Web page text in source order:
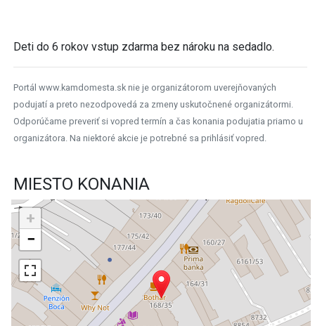
Deti do 6 rokov vstup zdarma bez nároku na sedadlo.
Portál www.kamdomesta.sk nie je organizátorom uverejňovaných
podujatí a preto nezodpovedá za zmeny uskutočnené organizátormi.
Odporúčame preveriť si vopred termín a čas konania podujatia priamo u
organizátora. Na niektoré akcie je potrebné sa prihlásiť vopred.
MIESTO KONANIA
+
−